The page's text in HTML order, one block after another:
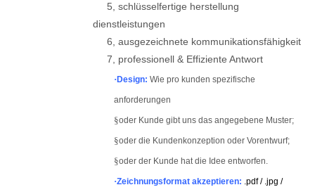
5, schlüsselfertige herstellung
dienstleistungen
6, ausgezeichnete kommunikationsfähigkeit
7, professionell & Effiziente Antwort
· Design: Wie pro kunden spezifische
anforderungen
§oder Kunde gibt uns das angegebene Muster;
§oder die Kundenkonzeption oder Vorentwurf;
§oder der Kunde hat die Idee entworfen.
·Zeichnungsformat akzeptieren: .pdf / .jpg /